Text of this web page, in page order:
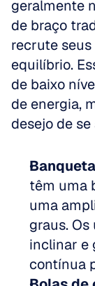
geralmente
de braço
recrute
equilíbrio.
de baixo
de energia,
desejo de
têm uma
uma
graus.
inclinar e
contínua